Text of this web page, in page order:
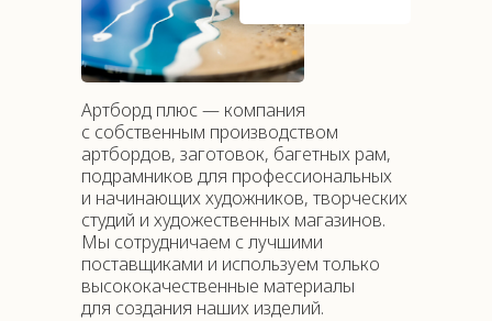
Артборд плюс — компания
с собственным производством
артбордов, заготовок, багетных рам,
подрамников для профессиональных
и начинающих художников, творческих
студий и художественных магазинов.
Мы сотрудничаем с лучшими
поставщиками и используем только
высококачественные материалы
для создания наших изделий.